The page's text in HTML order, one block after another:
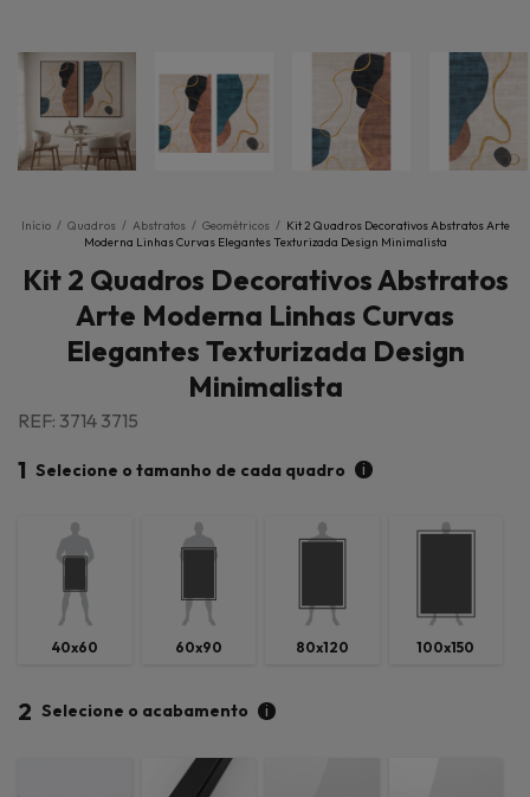
Início / Quadros / Abstratos / Geométricos / Kit 2 Quadros Decorativos Abstratos Arte
Moderna Linhas Curvas Elegantes Texturizada Design Minimalista
Kit 2 Quadros Decorativos Abstratos
Arte Moderna Linhas Curvas
Elegantes Texturizada Design
Minimalista
REF: 3714 3715
1 Selecione o tamanho de cada quadro i
40x60 60x90 80x120 100x150
2 Selecione o acabamento i